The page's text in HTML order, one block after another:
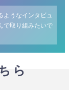
うなインタビュ
で取り組みたいで
ら